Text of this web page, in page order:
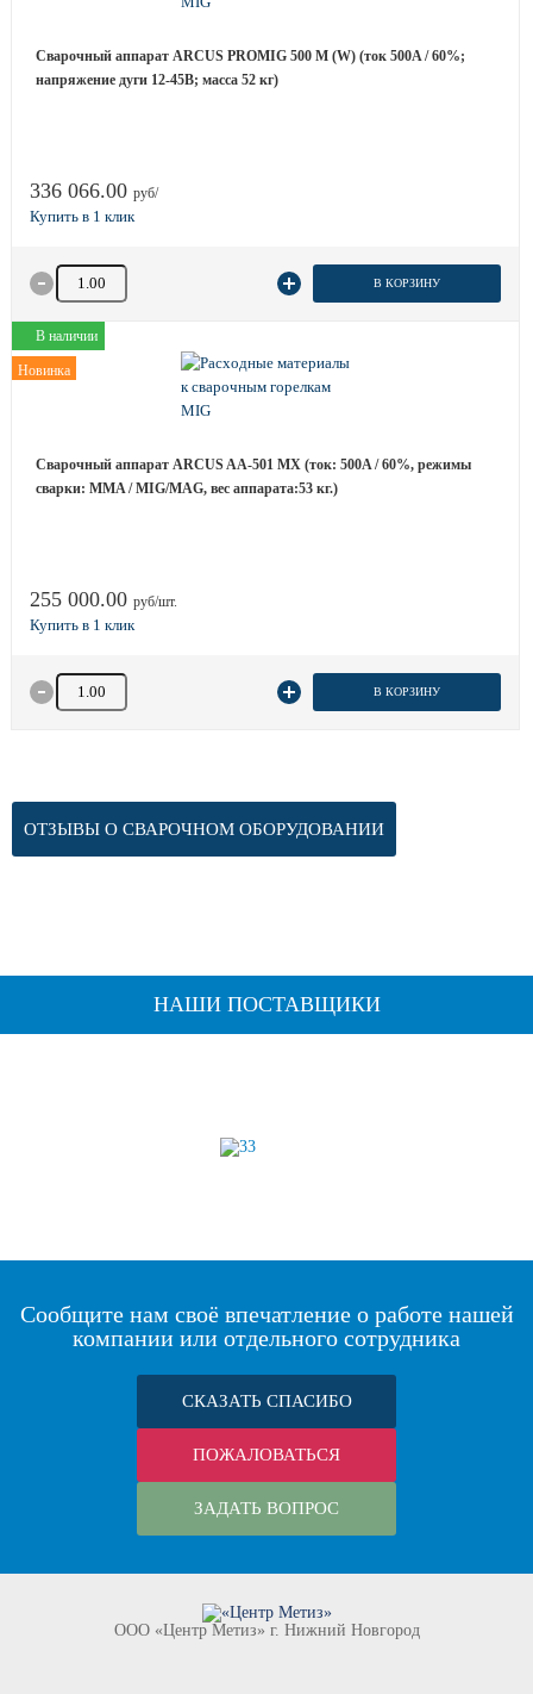
Сварочный аппарат ARCUS PROMIG 500 M (W) (ток 500A / 60%;
напряжение дуги 12-45B; масса 52 кг)
336 066.00 руб/
Количество товара В КОРЗИНУ
В наличии
Новинка
Сварочный аппарат ARCUS AA-501 MX (ток: 500A / 60%, режимы
сварки: MMA / MIG/MAG, вес аппарата:53 кг.)
255 000.00 руб/шт.
Количество товара В КОРЗИНУ
ОТЗЫВЫ О СВАРОЧНОМ ОБОРУДОВАНИИ
НАШИ ПОСТАВЩИКИ
Сообщите нам своё впечатление о работе нашей
компании или отдельного сотрудника
СКАЗАТЬ СПАСИБО
ПОЖАЛОВАТЬСЯ
ЗАДАТЬ ВОПРОС
ООО «Центр Метиз» г. Нижний Новгород